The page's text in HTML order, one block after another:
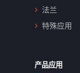
法兰
特殊应用
产品应用